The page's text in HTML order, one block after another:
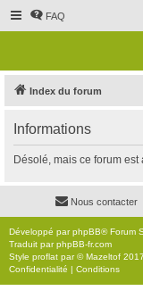
FAQ
Index du forum
Informations
Désolé, mais ce forum
Nous contacter
Développé parphpBB® Forum
Traduit parphpBB-fr.com
Style proflat par ©Mazeltof 2017
Confidentialité | Conditions